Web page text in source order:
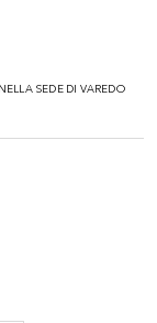
SEDE DI VAREDO